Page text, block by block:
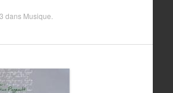
dans Musique